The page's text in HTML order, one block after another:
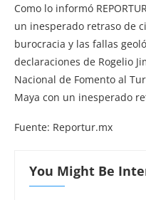
Como lo informó
un inesperado retraso de
burocracia y las fallas
declaraciones de Rogelio
Nacional de Fomento al
Maya con un inesperado
Fuente: Reportur.mx
You Might Be